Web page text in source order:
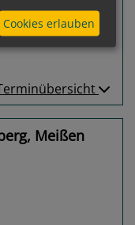
Reise
Meißen
Cookies erlauben